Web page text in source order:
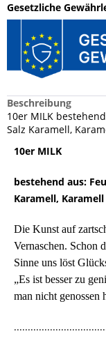
Gesetzliche
Beschreibung
10er MILK
Salz Karamell,
10er MILK
bestehend aus:
Karamell, Karamell
Die Kunst auf
Vernaschen. Schon
Sinne uns löst
„Es ist besser zu
man nicht genossen